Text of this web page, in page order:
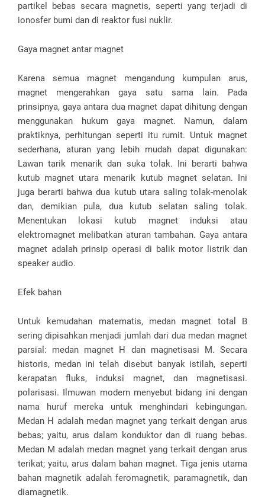
partikel bebas secara magnetis, seperti yang terjadi di
ionosfer bumi dan di reaktor fusi nuklir.
Gaya magnet antar magnet
Karena semua magnet mengandung kumpulan arus,
magnet mengerahkan gaya satu sama lain. Pada
prinsipnya, gaya antara dua magnet dapat dihitung dengan
menggunakan hukum gaya magnet. Namun, dalam
praktiknya, perhitungan seperti itu rumit. Untuk magnet
sederhana, aturan yang lebih mudah dapat digunakan:
Lawan tarik menarik dan suka tolak. Ini berarti bahwa
kutub magnet utara menarik kutub magnet selatan. Ini
juga berarti bahwa dua kutub utara saling tolak-menolak
dan, demikian pula, dua kutub selatan saling tolak.
Menentukan lokasi kutub magnet induksi atau
elektromagnet melibatkan aturan tambahan. Gaya antara
magnet adalah prinsip operasi di balik motor listrik dan
speaker audio.
Efek bahan
Untuk kemudahan matematis, medan magnet total B
sering dipisahkan menjadi jumlah dari dua medan magnet
parsial: medan magnet H dan magnetisasi M. Secara
historis, medan ini telah disebut banyak istilah, seperti
kerapatan fluks, induksi magnet, dan magnetisasi.
polarisasi. Ilmuwan modern menyebut bidang ini dengan
nama huruf mereka untuk menghindari kebingungan.
Medan H adalah medan magnet yang terkait dengan arus
bebas; yaitu, arus dalam konduktor dan di ruang bebas.
Medan M adalah medan magnet yang terkait dengan arus
terikat; yaitu, arus dalam bahan magnet. Tiga jenis utama
bahan magnetik adalah feromagnetik, paramagnetik, dan
diamagnetik.